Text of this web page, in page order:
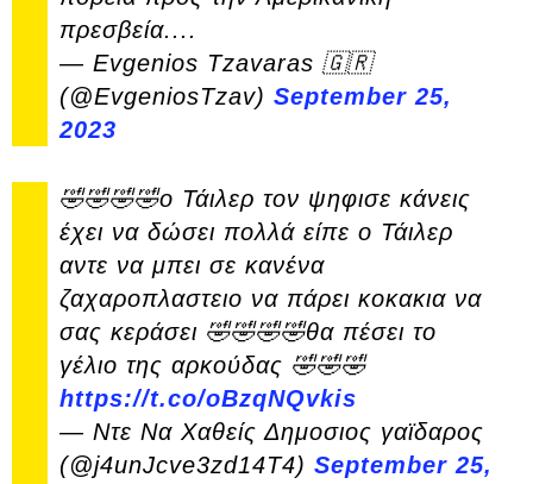
πρεσβεία....
— Evgenios Tzavaras 🇬🇷
(@EvgeniosTzav) September 25,
2023
🤣🤣🤣🤣ο Τάιλερ τον ψηφισε κάνεις
έχει να δώσει πολλά είπε ο Τάιλερ
αντε να μπει σε κανένα
ζαχαροπλαστειο να πάρει κοκακια να
σας κεράσει 🤣🤣🤣🤣θα πέσει το
γέλιο της αρκούδας 🤣🤣🤣
https://t.co/oBzqNQvkis
— Ντε Να Χαθείς Δημοσιος γαϊδαρος
(@j4unJcve3zd14T4) September 25,